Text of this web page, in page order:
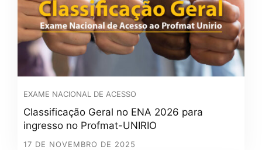
EXAME NACIONAL DE ACESSO
Classificação Geral no ENA 2026 para
ingresso no Profmat-UNIRIO
17 DE NOVEMBRO DE 2025